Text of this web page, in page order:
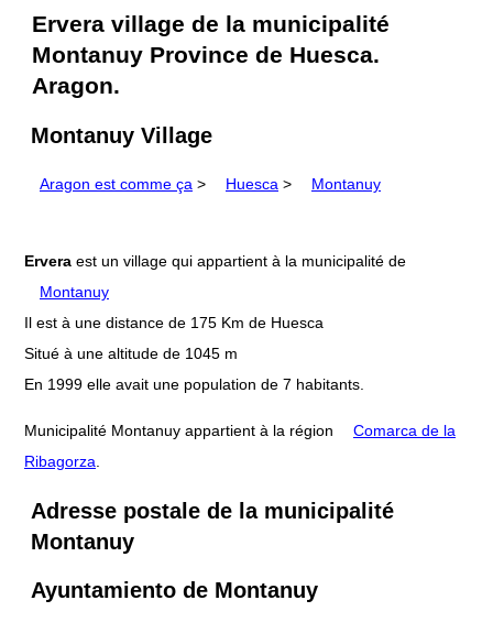
Ervera village de la municipalité
Montanuy Province de Huesca.
Aragon.
Montanuy Village
Aragon est comme ça > Huesca > Montanuy
Ervera est un village qui appartient à la municipalité de
Montanuy
Il est à une distance de 175 Km de Huesca
Situé à une altitude de 1045 m
En 1999 elle avait une population de 7 habitants.
Municipalité Montanuy appartient à la région
Comarca de la
Ribagorza
Adresse postale de la municipalité
Montanuy
Ayuntamiento de Montanuy